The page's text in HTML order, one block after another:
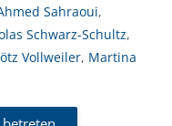
Sahraoui,
Schwarz-Schultz,
Vollweiler, Martina